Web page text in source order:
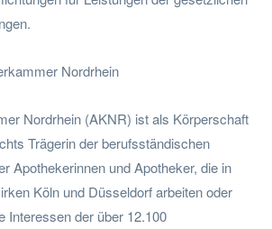
Nordrhein
Nordrhein (AKNR) ist als Körperschaft
Trägerin der berufsständischen
Apothekerinnen und Apotheker, die in
Köln und Düsseldorf arbeiten oder
Interessen der über 12.100